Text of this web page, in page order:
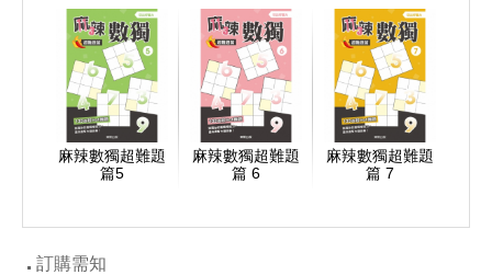
麻辣數獨超難題
篇5
麻辣數獨超難題
篇 6
麻辣數獨超難題
篇 7
訂購需知